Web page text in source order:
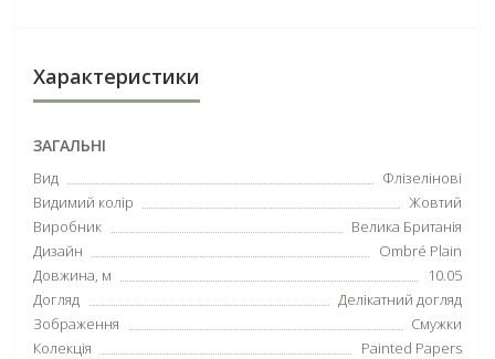
Характеристики
ЗАГАЛЬНІ
Вид
Флізелінові
Видимий колір
Жовтий
Виробник
Велика Британія
Дизайн
Ombré Plain
Довжина, м
10.05
Догляд
Делікатний догляд
Зображення
Смужки
Колекція
Painted Papers